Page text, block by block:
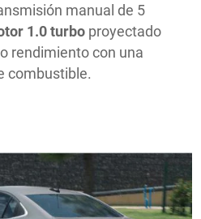
manual de 5
1.0 turbo proyectado
rendimiento con una
combustible.